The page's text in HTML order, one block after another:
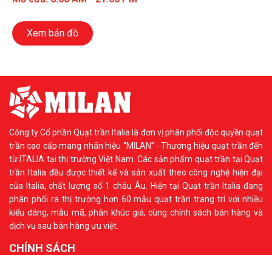
Xem bản đồ
Công ty Cổ phần Quạt trần Italia là đơn vị phân phối độc quyền quạt
trần cao cấp mang nhãn hiệu “MILAN” - Thương hiệu quạt trần đến
từ ITALIA tại thị trường Việt Nam. Các sản phẩm quạt trần tại Quạt
trần Italia đều được thiết kế và sản xuất theo công nghệ hiện đại
của Italia, chất lượng số 1 châu Âu. Hiện tại Quạt trần Italia đang
phân phối ra thị trường hơn 60 mẫu quạt trần trang trí với nhiều
kiểu dáng, mẫu mã, phân khúc giá, cùng chính sách bán hàng và
dịch vụ sau bán hàng ưu việt.
CHÍNH SÁCH